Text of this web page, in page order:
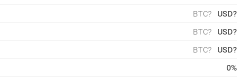
BTC?
USD?
BTC?
USD?
BTC?
USD?
0%